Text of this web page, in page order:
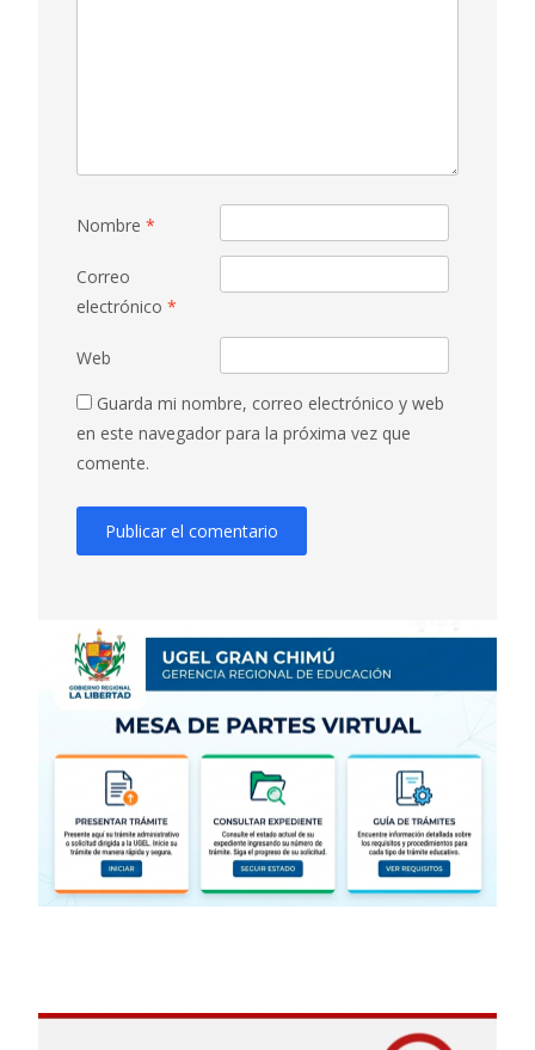
Nombre *
Correo
electrónico *
Web
Guarda mi nombre, correo electrónico y web
en este navegador para la próxima vez que
comente.